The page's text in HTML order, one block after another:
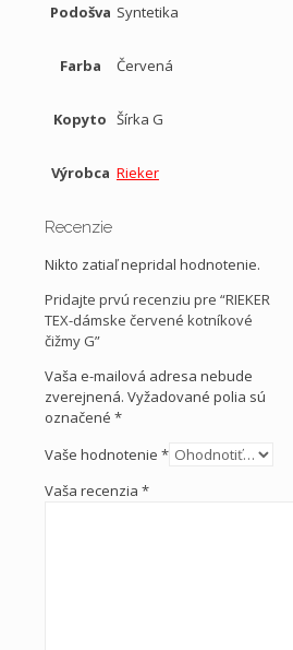
Podošva Syntetika
Farba Červená
Kopyto Šírka G
Výrobca Rieker
Recenzie
Nikto zatiaľ nepridal hodnotenie.
Pridajte prvú recenziu pre “RIEKER
TEX-dámske červené kotníkové
čižmy G”
Vaša e-mailová adresa nebude
zverejnená. Vyžadované polia sú
označené *
Vaše hodnotenie *
Vaša recenzia *